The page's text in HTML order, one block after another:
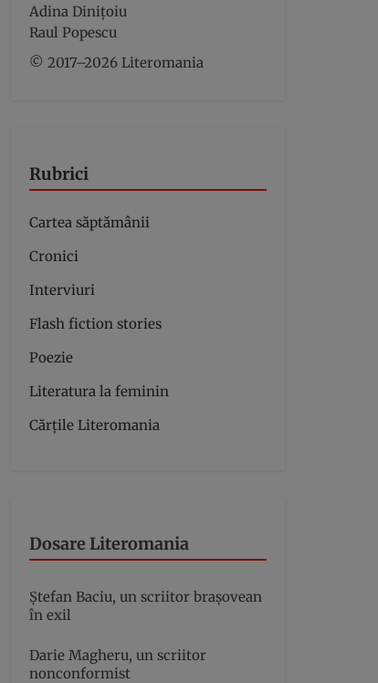
Adina Dinițoiu
Raul Popescu
© 2017–2026 Literomania
Rubrici
Cartea săptămânii
Cronici
Interviuri
Flash fiction stories
Poezie
Literatura la feminin
Cărțile Literomania
Dosare Literomania
Ștefan Baciu, un scriitor brașovean
în exil
Darie Magheru, un scriitor
nonconformist